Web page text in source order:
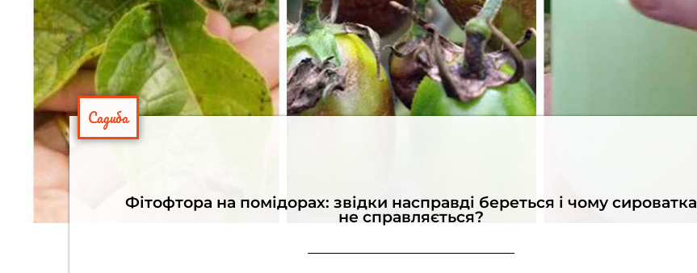
Садиба
Фітофтора на помідорах: звідки насправді береться і чому сироватка
не справляється?